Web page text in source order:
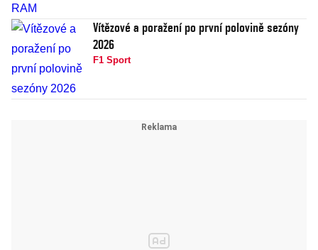
Vítězové a poražení po první polovině sezóny
2026
F1 Sport